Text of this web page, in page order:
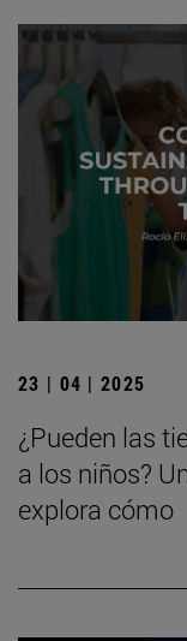
23 | 04 | 2025
¿Pueden las
a los niños?
explora cómo